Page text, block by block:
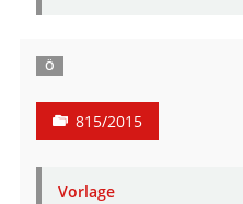
Ö
815/2015
Vorlage